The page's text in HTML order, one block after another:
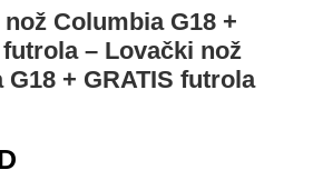
Columbia G18 +
futrola – Lovački nož
G18 + GRATIS futrola